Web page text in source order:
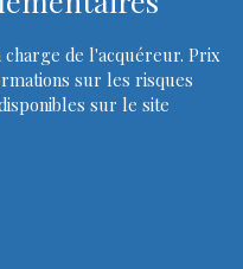
charge de l'acquéreur. Prix
sur les risques
sur le site